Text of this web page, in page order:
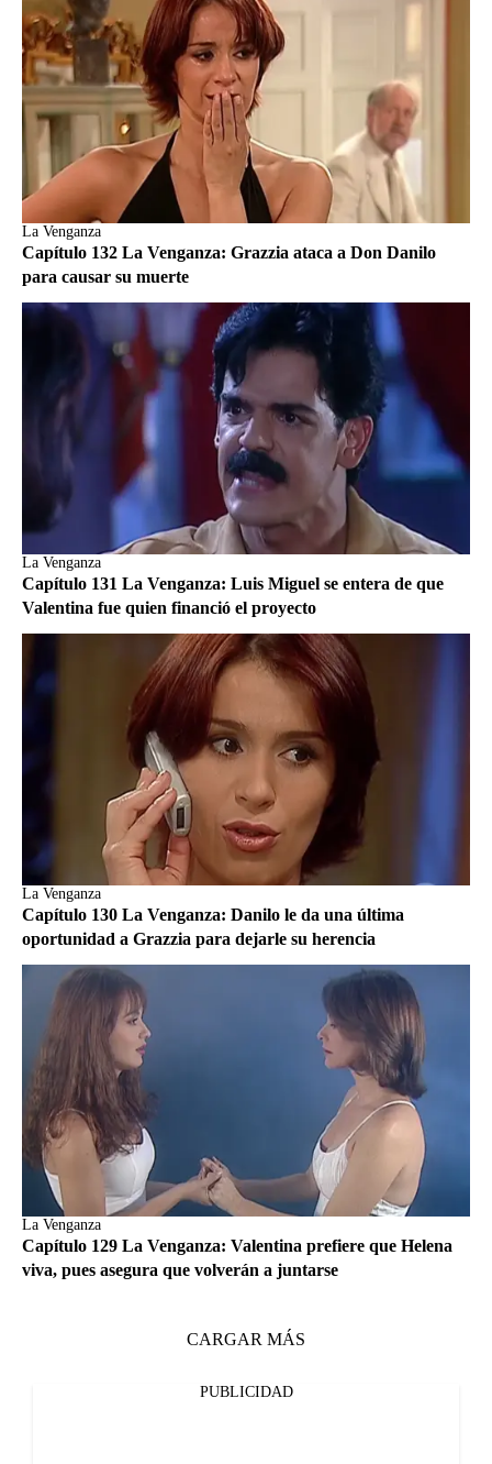
La Venganza
Capítulo 132 La Venganza: Grazzia ataca a Don Danilo
para causar su muerte
La Venganza
Capítulo 131 La Venganza: Luis Miguel se entera de que
Valentina fue quien financió el proyecto
La Venganza
Capítulo 130 La Venganza: Danilo le da una última
oportunidad a Grazzia para dejarle su herencia
La Venganza
Capítulo 129 La Venganza: Valentina prefiere que Helena
viva, pues asegura que volverán a juntarse
CARGAR MÁS
PUBLICIDAD